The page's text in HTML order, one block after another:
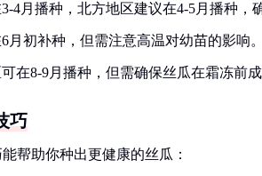
3-4月播种，北方地区建议在4-5月播种，
月初补种，但需注意高温对幼苗的影响。
在8-9月播种，但需确保丝瓜在霜冻前成
巧
帮助你种出更健康的丝瓜：